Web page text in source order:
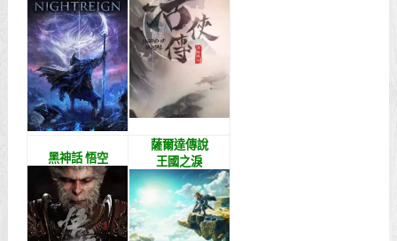
黑神話 悟空
薩爾達傳說
王國之淚